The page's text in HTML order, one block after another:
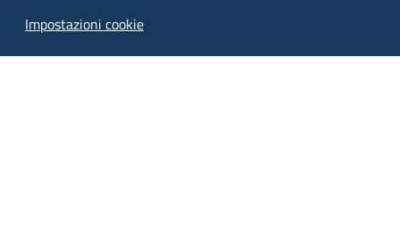
Impostazioni cookie